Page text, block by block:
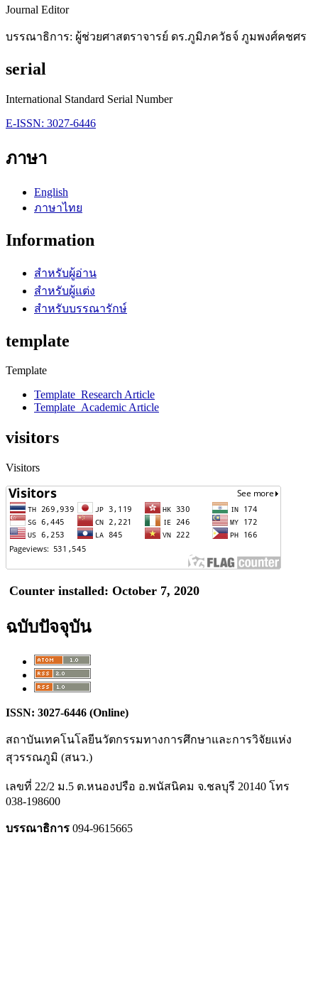
Journal Editor
บรรณาธิการ: ผู้ช่วยศาสตราจารย์ ดร.ภูมิภควัธจ์ ภูมพงศ์คชศร
serial
International Standard Serial Number
E-ISSN: 3027-6446
ภาษา
English
ภาษาไทย
Information
สำหรับผู้อ่าน
สำหรับผู้แต่ง
สำหรับบรรณารักษ์
template
Template
Template_Research Article
Template_Academic Article
visitors
Visitors
Counter installed: October 7, 2020
ฉบับปัจจุบัน
ISSN: 3027-6446 (Online)
สถาบันเทคโนโลยีนวัตกรรมทางการศึกษาและการวิจัยแห่ง
สุวรรณภูมิ (สนว.)
เลขที่ 22/2 ม.5 ต.หนองปรือ อ.พนัสนิคม จ.ชลบุรี 20140 โทร
038-198600
บรรณาธิการ 094-9615665